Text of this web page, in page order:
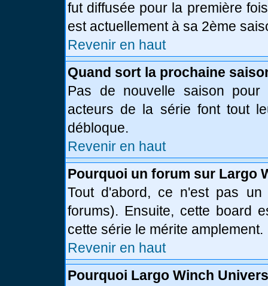
fut diffusée pour la première
est actuellement à sa 2ème
Revenir en haut
Quand sort la prochaine
Pas de nouvelle saison pour
acteurs de la série font tout
débloque.
Revenir en haut
Pourquoi un forum sur Largo
Tout d'abord, ce n'est pas un
forums). Ensuite, cette board
cette série le mérite amplement.
Revenir en haut
Pourquoi Largo Winch